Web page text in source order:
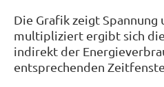
Die Grafik zeigt Spannung
multipliziert ergibt sich
indirekt der
entsprechenden